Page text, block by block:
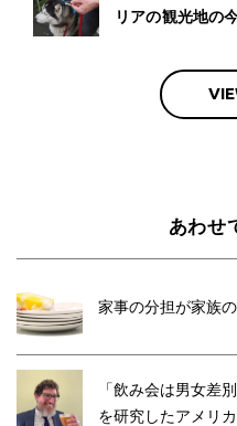
リアの観光地の
あわせ
家事の分担が家族
「飲み会は男女差
を研究したアメリ